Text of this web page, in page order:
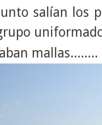
salían los
mallas........